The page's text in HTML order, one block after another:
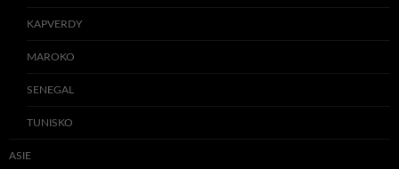
KAPVERDY
MAROKO
SENEGAL
TUNISKO
ASIE